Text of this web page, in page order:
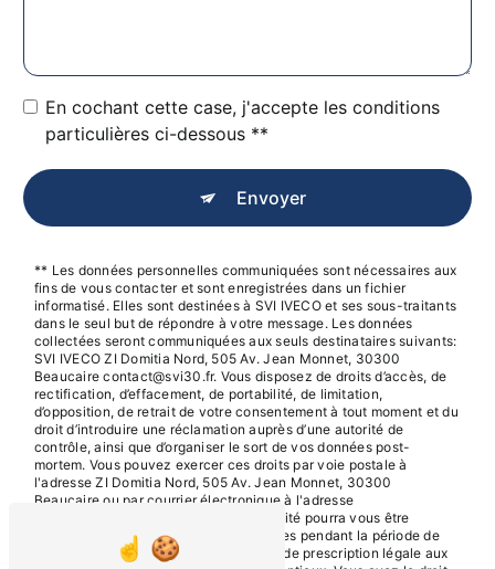
En cochant cette case, j'accepte les conditions
particulières ci-dessous **
Envoyer
** Les données personnelles communiquées sont nécessaires aux
fins de vous contacter et sont enregistrées dans un fichier
informatisé. Elles sont destinées à SVI IVECO et ses sous-traitants
dans le seul but de répondre à votre message. Les données
collectées seront communiquées aux seuls destinataires suivants:
SVI IVECO ZI Domitia Nord, 505 Av. Jean Monnet, 30300
Beaucaire contact@svi30.fr. Vous disposez de droits d’accès, de
rectification, d’effacement, de portabilité, de limitation,
d’opposition, de retrait de votre consentement à tout moment et du
droit d’introduire une réclamation auprès d’une autorité de
contrôle, ainsi que d’organiser le sort de vos données post-
mortem. Vous pouvez exercer ces droits par voie postale à
l'adresse ZI Domitia Nord, 505 Av. Jean Monnet, 30300
Beaucaire ou par courrier électronique à l'adresse
contact@svi30.fr. Un justificatif d'identité pourra vous être
demandé. Nous conservons vos données pendant la période de
prise de contact puis pendant la durée de prescription légale aux